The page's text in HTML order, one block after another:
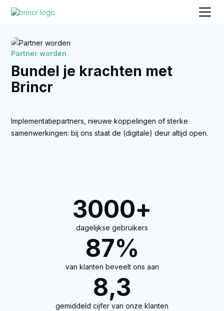
Partner worden
Bundel je krachten met
Brincr
Implementatiepartners, nieuwe koppelingen of sterke
samenwerkingen: bij ons staat de (digitale) deur altijd open.
3000+
dagelijkse gebruikers
87%
van klanten beveelt ons aan
8,3
gemiddeld cijfer van onze klanten